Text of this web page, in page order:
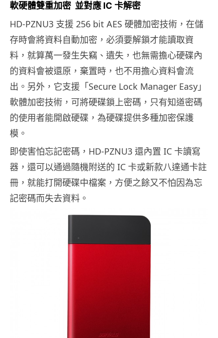
軟硬體雙重加密 並對應 IC 卡解密
HD-PZNU3 支援 256 bit AES 硬體加密技術，在儲
存時會將資料自動加密，必須要解鎖才能讀取資
料，就算萬一發生失竊、遺失，也無需擔心硬碟內
的資料會被還原，棄置時，也不用擔心資料會流
出。另外，它支援「Secure Lock Manager Easy」
軟體加密技術，可將硬碟鎖上密碼，只有知道密碼
的使用者能開啟硬碟，為硬碟提供多種加密保護
模。
即使害怕忘記密碼，HD-PZNU3 還內置 IC 卡讀寫
器，還可以通過隨機附送的 IC 卡或新款八達通卡註
冊，就能打開硬碟中檔案，方便之餘又不怕因為忘
記密碼而失去資料。